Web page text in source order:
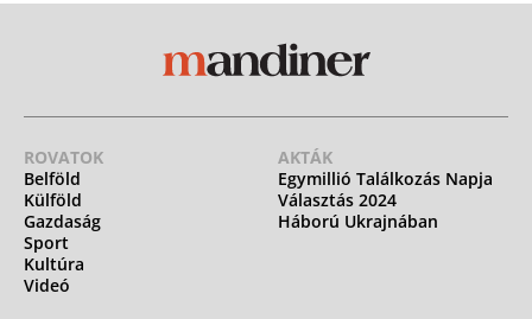
ROVATOK
Belföld
Külföld
Gazdaság
Sport
Kultúra
Videó
AKTÁK
Egymillió Találkozás Napja
Választás 2024
Háború Ukrajnában